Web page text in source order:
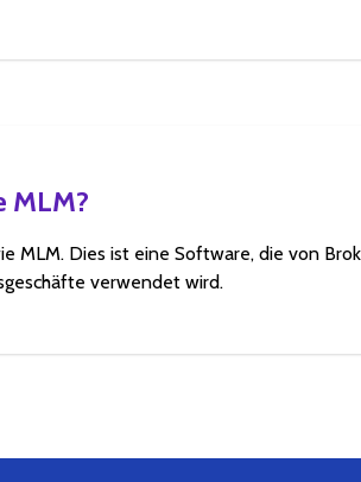
MLM?
MLM. Dies ist eine Software, die von
verwendet wird.